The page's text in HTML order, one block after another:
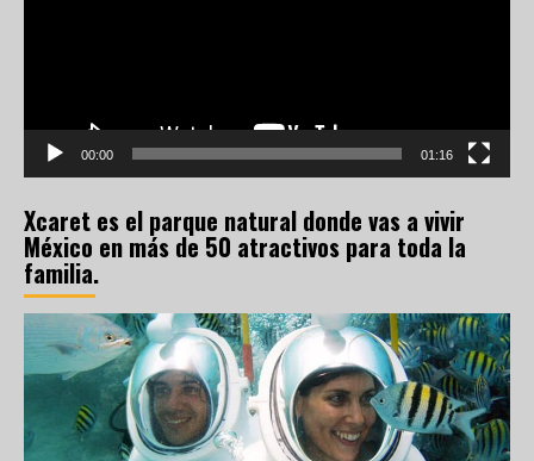
00:00 01:16
Xcaret es el parque natural donde vas a vivir
México en más de 50 atractivos para toda la
familia.